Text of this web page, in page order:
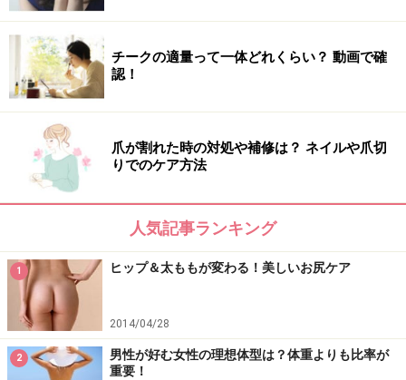
うに注意。左右15回を目安に。
下半身に効果的！ 太ももの内側を引き締め
るエクササイズ
下半身が気になるな……とお悩みの方にはこのシザーズエ
クササイズがおススメ。天井に伸ばした脚をキープする
ことで下腹を使いますし、両脚を閉じる時には内ももの
筋肉をしっかり刺激できます。スッキリとした形のいい
脚を作るために効果的な運動です。
チークの適量って一体どれくらい？ 動画で確
認！
爪が割れた時の対処や補修は？ ネイルや爪切
りでのケア方法
人気記事ランキング
1 ヒップ＆太ももが変わる！美しいお尻ケア
2014/04/28
2
男性が好む女性の理想体型は？体重よりも比率が
重要！